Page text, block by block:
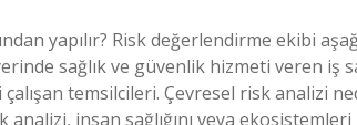
yapılır? Risk değerlendirme ekibi
sağlık ve güvenlik hizmeti veren iş
temsilcileri. Çevresel risk analizi
analizi, insan sağlığını veya